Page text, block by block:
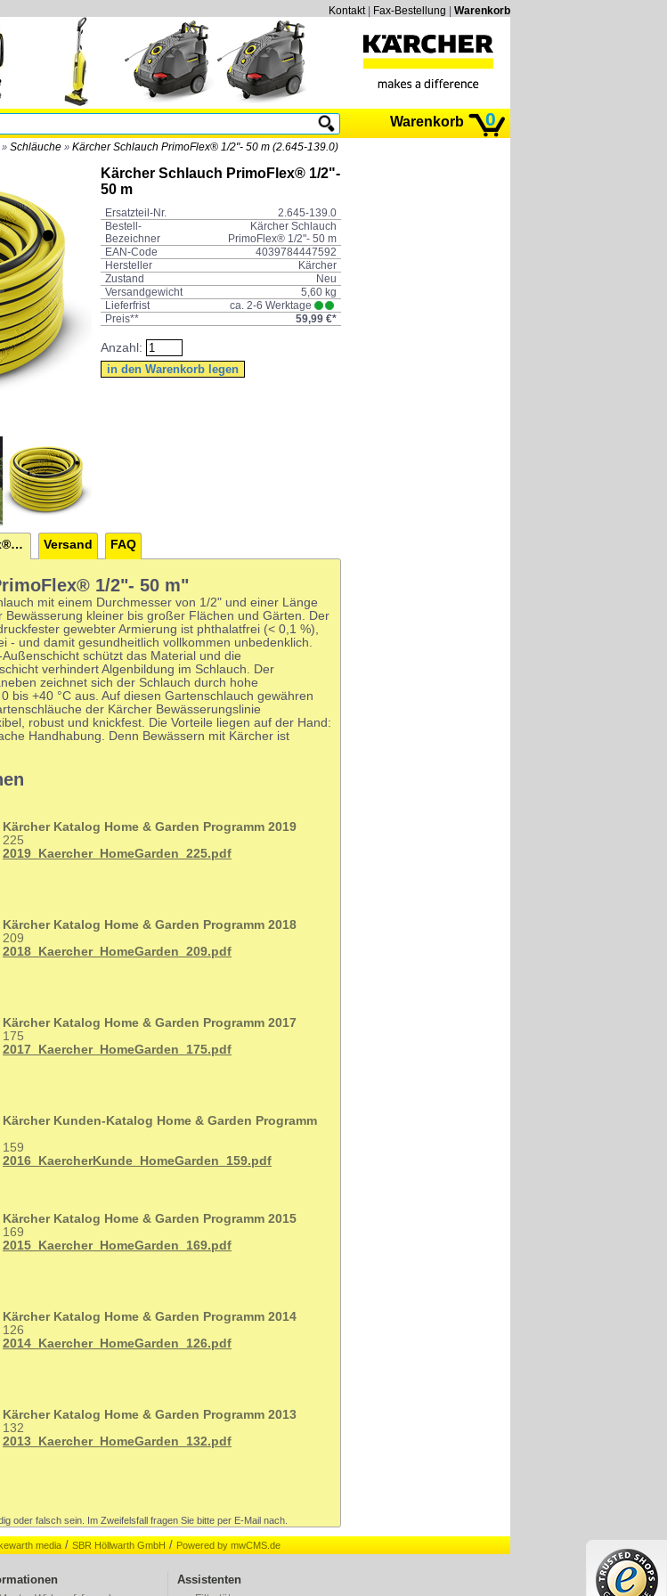
Kontakt| Fax-Bestellung Warenkorb
Warenkorb 0
» Schläuche » Kärcher Schlauch PrimoFlex® 1/2"- 50 m (2.645-139.0)
Kärcher Schlauch PrimoFlex® 1/2"-
50 m
Ersatzteil-Nr.
2.645-139.0
Bestell-
Bezeichner
Kärcher Schlauch
PrimoFlex® 1/2"- 50 m
EAN-Code
4039784447592
Hersteller
Kärcher
Zustand
Neu
Versandgewicht
5,60 kg
Lieferfrist
ca. 2-6 Werktage
Preis**
59,99 €*
Anzahl:
Kärcher Schlauch PrimoFlex® 1/2"- 50 m Versand FAQ
1/2"- 50 m"
mit einem Durchmesser von 1/2" und einer Länge
Bewässerung kleiner bis großer Flächen und Gärten. Der
gewebter Armierung ist phthalatfrei (< 0,1 %),
- und damit gesundheitlich vollkommen unbedenklich.
schützt das Material und die
verhindert Algenbildung im Schlauch. Der
zeichnet sich der Schlauch durch hohe
bis +40 °C aus. Auf diesen Gartenschlauch gewähren
der Kärcher Bewässerungslinie
robust und knickfest. Die Vorteile liegen auf der Hand:
Handhabung. Denn Bewässern mit Kärcher ist
Kärcher Katalog Home & Garden Programm 2019
225
2019_Kaercher_HomeGarden_225.pdf
Kärcher Katalog Home & Garden Programm 2018
209
2018_Kaercher_HomeGarden_209.pdf
Kärcher Katalog Home & Garden Programm 2017
175
2017_Kaercher_HomeGarden_175.pdf
Kärcher Kunden-Katalog Home & Garden Programm
159
2016_KaercherKunde_HomeGarden_159.pdf
Kärcher Katalog Home & Garden Programm 2015
169
2015_Kaercher_HomeGarden_169.pdf
Kärcher Katalog Home & Garden Programm 2014
126
2014_Kaercher_HomeGarden_126.pdf
Kärcher Katalog Home & Garden Programm 2013
132
2013_Kaercher_HomeGarden_132.pdf
oder falsch sein. Im Zweifelsfall fragen Sie bitte per E-Mail nach.
media/ SBR Höllwarth GmbH / Powered by mwCMS.de
Assistenten